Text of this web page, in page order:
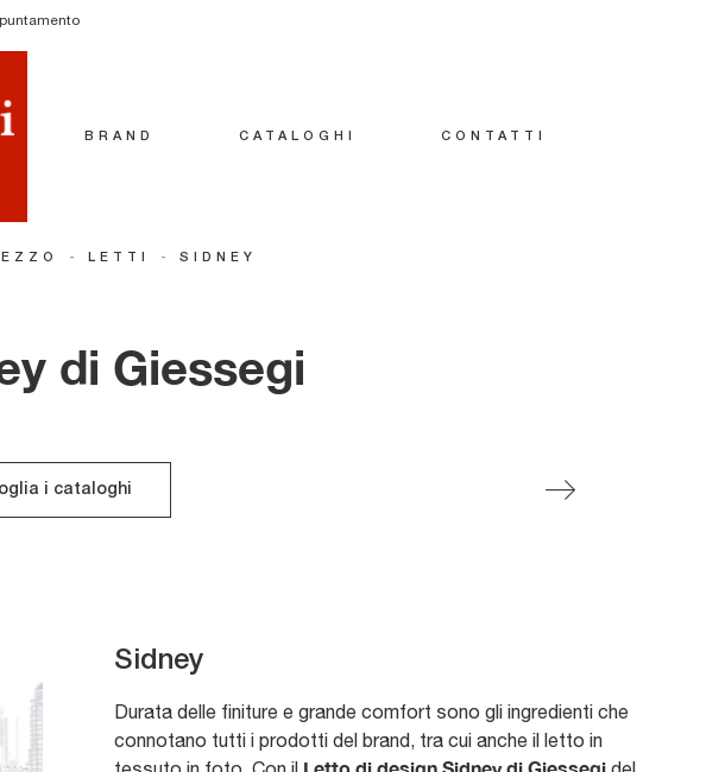
BRAND CATALOGHI CONTATTI
- LETTI - SIDNEY
di Giessegi
i cataloghi
Sidney
Durata delle finiture e grande comfort sono gli ingredienti che
connotano tutti i prodotti del brand, tra cui anche il letto in